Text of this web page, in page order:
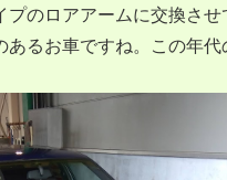
プのロアアームに交換させ
あるお車ですね。この年代